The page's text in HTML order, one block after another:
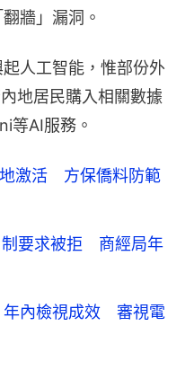
牆」漏洞。
人工智能，惟部份外
地居民購入相關數據
等AI服務。
地激活 方保僑料防範
制要求被拒 商經局年
年內檢視成效 審視電